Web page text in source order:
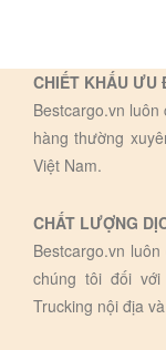
CHIẾT KHẤU ƯU
Bestcargo.vn
hàng thường
Việt Nam.
CHẤT LƯỢNG
Bestcargo.vn
chúng tôi đối
Trucking nội địa